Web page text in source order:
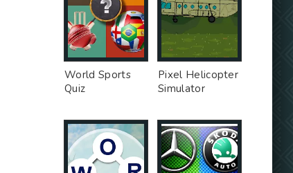
World Sports
Quiz
Pixel Helicopter
Simulator